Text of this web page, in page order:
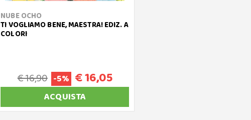
NUBE OCHO
TI VOGLIAMO BENE, MAESTRA! EDIZ. A
COLORI
€ 16,90 -5% € 16,05
ACQUISTA